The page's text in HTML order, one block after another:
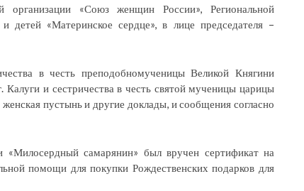
организации «Союз женщин России», Региональной
детей «Материнское сердце», в лице председателя –
в честь преподобномученицы Великой Княгини
и сестричества в честь святой мученицы царицы
пустынь и другие доклады, и сообщения согласно
«Милосердный самарянин» был вручен сертификат на
помощи для покупки Рождественских подарков для